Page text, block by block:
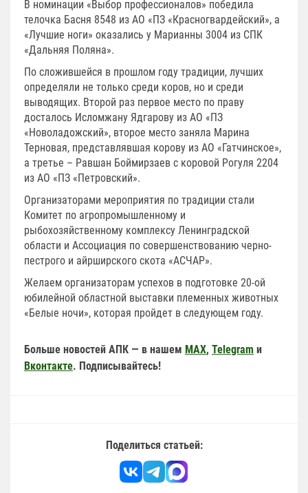
В номинации «Выбор профессионалов» победила
телочка Басня 8548 из АО «ПЗ «Красногвардейский», а
«Лучшие ноги» оказались у Марианны 3004 из СПК
«Дальняя Поляна».
По сложившейся в прошлом году традиции, лучших
определяли не только среди коров, но и среди
выводящих. Второй раз первое место по праву
досталось Исломжану Ядгарову из АО «ПЗ
«Новоладожский», второе место заняла Марина
Терновая, представлявшая корову из АО «Гатчинское»,
а третье – Равшан Боймирзаев с коровой Рогуля 2204
из АО «ПЗ «Петровский».
Организаторами мероприятия по традиции стали
Комитет по агропромышленному и
рыбохозяйственному комплексу Ленинградской
области и Ассоциация по совершенствованию черно-
пестрого и айрширского скота «АСЧАР».
Желаем организаторам успехов в подготовке 20-ой
юбилейной областной выставки племенных животных
«Белые ночи», которая пройдет в следующем году.
Больше новостей АПК — в нашем MAX, Telegram и
Вконтакте. Подписывайтесь!
Поделиться статьей: